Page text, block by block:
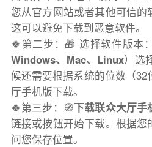
您从官方网站或者其他可信的
这可以避免下载到恶意软件。
🍀第二步：🎁 选择软件版本
Windows、Mac、Linux）选
候还需要根据系统的位数（32
厅手机版下载。
🍀第三步：🧭下载联众大厅手
链接或按钮开始下载。根据
问您保存位置。